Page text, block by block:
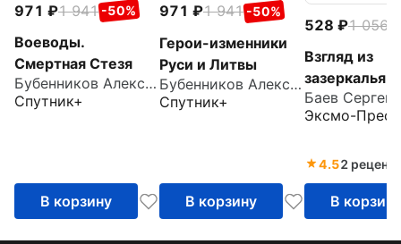
971 1 941 -50%
Воеводы.
Смертная Стезя
Бубенников Александр Николаевич
Спутник+
В корзину
971 1 941 -50%
Герои-изменники
Руси и Литвы
Бубенников Александр Николаевич
Спутник+
В корзину
528 1 056
Взгляд из
зазеркалья
Эксмо-Пресс
4.52
В корзину